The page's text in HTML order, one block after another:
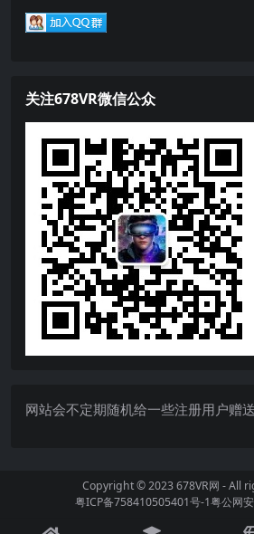
关注678VR微信公众
网站会不定期随机给一些注册用户赠送
Copyright © 2023678VR网 - All
粤ICP备758410505401号-1粤公网